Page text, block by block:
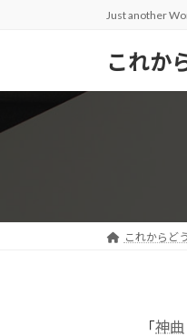
Just another
これか
これからど
「神曲